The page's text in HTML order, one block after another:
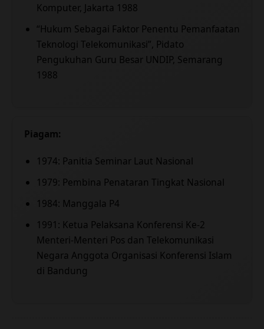
Komputer, Jakarta 1988
“Hukum Sebagai Faktor Penentu Pemanfaatan
Teknologi Telekomunikasi”, Pidato
Pengukuhan Guru Besar UNDIP, Semarang
1988
Piagam:
1974: Panitia Seminar Laut Nasional
1979: Pembina Penataran Tingkat Nasional
1984: Manggala P4
1991: Ketua Pelaksana Konferensi Ke-2
Menteri-Menteri Pos dan Telekomunikasi
Negara Anggota Organisasi Konferensi Islam
di Bandung